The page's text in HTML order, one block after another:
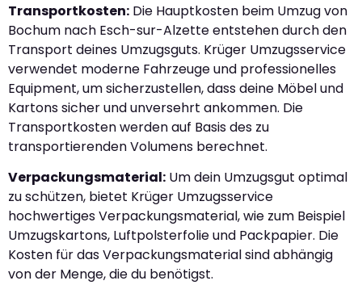
Transportkosten: Die Hauptkosten beim Umzug von
Bochum nach Esch-sur-Alzette entstehen durch den
Transport deines Umzugsguts. Krüger Umzugsservice
verwendet moderne Fahrzeuge und professionelles
Equipment, um sicherzustellen, dass deine Möbel und
Kartons sicher und unversehrt ankommen. Die
Transportkosten werden auf Basis des zu
transportierenden Volumens berechnet.
Verpackungsmaterial: Um dein Umzugsgut optimal
zu schützen, bietet Krüger Umzugsservice
hochwertiges Verpackungsmaterial, wie zum Beispiel
Umzugskartons, Luftpolsterfolie und Packpapier. Die
Kosten für das Verpackungsmaterial sind abhängig
von der Menge, die du benötigst.